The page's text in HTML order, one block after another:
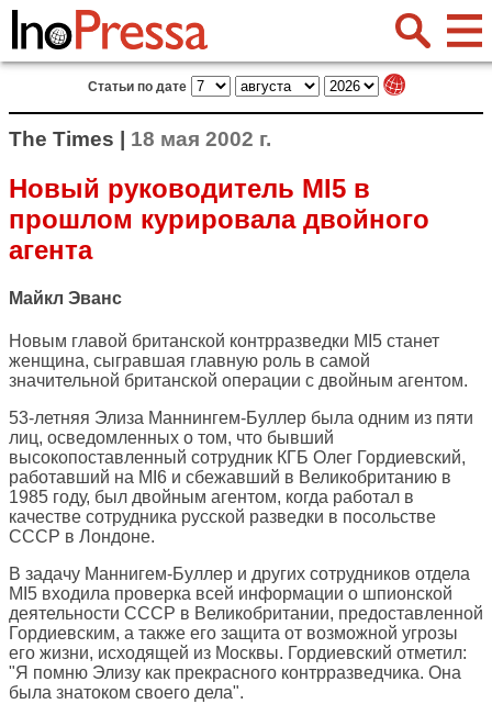
Статьи по дате
The Times | 18 мая 2002 г.
Новый руководитель MI5 в
прошлом курировала двойного
агента
Майкл Эванс
Новым главой британской контрразведки МI5 станет
женщина, сыгравшая главную роль в самой
значительной британской операции с двойным агентом.
53-летняя Элиза Маннингем-Буллер была одним из пяти
лиц, осведомленных о том, что бывший
высокопоставленный сотрудник КГБ Олег Гордиевский,
работавший на MI6 и сбежавший в Великобританию в
1985 году, был двойным агентом, когда работал в
качестве сотрудника русской разведки в посольстве
СССР в Лондоне.
В задачу Маннигем-Буллер и других сотрудников отдела
MI5 входила проверка всей информации о шпионской
деятельности СССР в Великобритании, предоставленной
Гордиевским, а также его защита от возможной угрозы
его жизни, исходящей из Москвы. Гордиевский отметил:
"Я помню Элизу как прекрасного контрразведчика. Она
была знатоком своего дела".